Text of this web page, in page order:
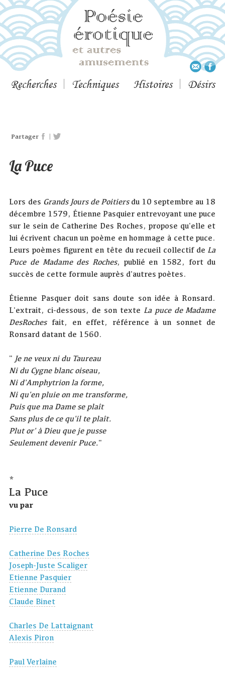
Recherches Techniques Histoires Désirs
Partager |
La Puce
Lors des Grands Jours de Poitiersdu 10 septembre au 18
décembre 1579, Étienne Pasquier entrevoyant une puce
sur le sein de Catherine Des Roches, propose qu'elle et
lui écrivent chacun un poème en hommage à cette puce.
Leurs poèmes figurent en tête du recueil collectif de La
Puce de Madame des Roches, publié en 1582, fort du
succès de cette formule auprès d'autres poètes.
Étienne Pasquer doit sans doute son idée à Ronsard.
L'extrait, ci-dessous, de son texte La puce de Madame
DesRoches fait, en effet, référence à un sonnet de
Ronsard datant de 1560.
" Je ne veux ni du Taureau
Ni du Cygne blanc oiseau,
Ni d'Amphytrion la forme,
Ni qu'en pluie on me transforme,
Puis que ma Dame se plaît
Sans plus de ce qu'il te plaît.
Plut or' à Dieu que je pusse
Seulement devenir Puce."
*
La Puce
vu par
Pierre De Ronsard
Catherine Des Roches
Joseph-Juste Scaliger
Etienne Pasquier
Etienne Durand
Claude Binet
Charles De Lattaignant
Alexis Piron
Paul Verlaine